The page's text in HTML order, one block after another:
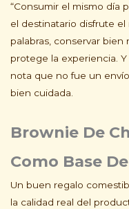
“Consumir el mismo día
el destinatario disfrute
palabras, conservar
protege la experiencia.
nota que no fue un
bien cuidada.
Brownie De
Como Base
Un buen regalo
la calidad real del